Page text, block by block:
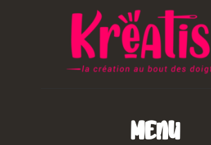
Menu